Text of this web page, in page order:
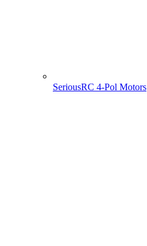
SeriousRC 4-Pol Motors